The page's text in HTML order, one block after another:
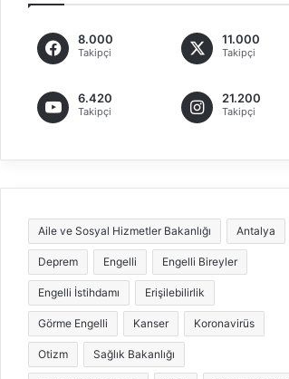
8.000
Takipçi
11.000
Takipçi
6.420
Takipçi
21.200
Takipçi
Aile ve Sosyal Hizmetler Bakanlığı Antalya
Deprem Engelli Engelli Bireyler
Engelli İstihdamı Erişilebilirlik
Görme Engelli Kanser Koronavirüs
Otizm Sağlık Bakanlığı